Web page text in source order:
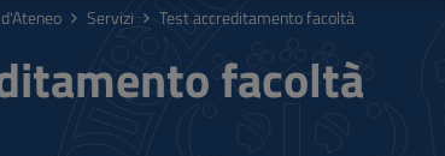
Servizi Test accreditamento facoltà
facoltà